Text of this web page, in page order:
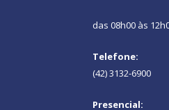
das 08h00 às
Telefone:
(42) 3132-6900
Presencial: